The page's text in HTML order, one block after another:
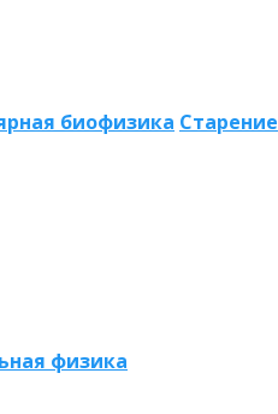
биофизика Старение
физика